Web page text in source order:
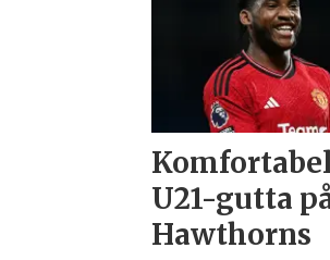
U21-gutta
Hawthorns